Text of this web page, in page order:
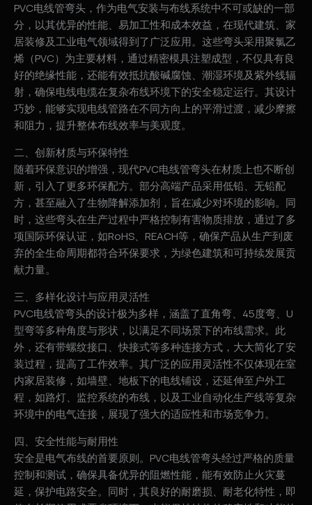
PVC电线管弯头，作为电气安装与布线系统中不可或缺的一部
分，以其优异的性能、易加工性和成本效益，在现代建筑、家
居装修及工业电气领域得到了广泛应用。这些弯头采用聚氯乙
烯（PVC）为主要材料，通过精密模具注塑成型，不仅具有良
好的绝缘性能，还能有效抵抗酸碱腐蚀、潮湿环境及紫外线辐
射，确保电线电缆在复杂布线环境下的安全稳定运行。其设计
巧妙，能够实现电线管路在不同方向上的平滑过渡，减少摩擦
和阻力，提升整体布线效率与美观度。
二、创新材质与环保特性
随着环保意识的增强，现代PVC电线管弯头在材质上也不断创
新，引入了更多环保配方。部分高端产品采用低铅、无铅配
方，甚至融入了生物降解添加剂，旨在减少对环境的影响。同
时，这些弯头在生产过程中严格控制有害物质排放，通过了多
项国际环保认证，如RoHS、REACH等，确保产品从生产到废
弃的全生命周期都符合环保要求，为绿色建筑和可持续发展贡
献力量。
三、多样化设计与应用灵活性
PVC电线管弯头的设计极为多样，涵盖了直角弯、45度弯、U
型弯等多种角度与形状，以满足不同场景下的布线需求。此
外，还有带螺纹接口、快接式等多种连接方式，大大简化了安
装过程，提高了工作效率。其广泛的应用灵活性不仅体现在室
内家居装修，如墙壁、地板下的电线铺设，还延伸至户外工
程，如路灯、监控系统的布线，以及工业自动化生产线等复杂
环境中的电气连接，展现了强大的适应性和市场竞争力。
四、安全性能与耐用性
安全是电气布线的首要原则。PVC电线管弯头经过严格的质量
控制和测试，确保具备优异的阻燃性能，能有效防止火灾蔓
延，保护电路安全。同时，其良好的耐磨损、耐老化特性，即